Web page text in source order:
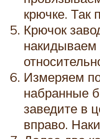
крючке. Так
Крючок
накидываем
Измеряем
набранные
заведите в
вправо.